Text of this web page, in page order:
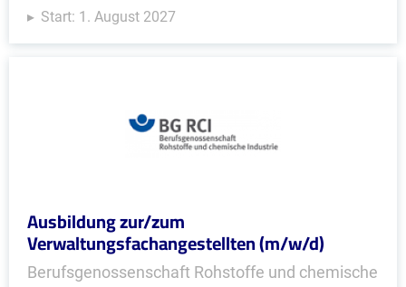
Start: 1. August 2027
Ausbildung zur/zum
Verwaltungsfachangestellten (m/w/d)
Berufsgenossenschaft Rohstoffe und chemische